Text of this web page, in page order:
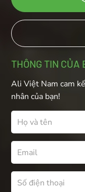
THÔNG TIN CỦA
Ali Việt Nam cam
nhân của bạn!